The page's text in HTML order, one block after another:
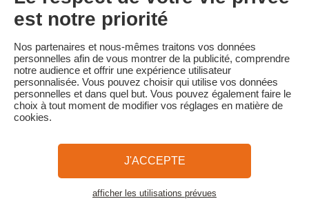
100 % du prix du séjour est dû
Familytrip vous conseille de souscrire l'assurance annulation de
son partenaire AREAS Assurances. Souscrivez au moment de la
réservation ou dans les 24h suivant votre réservation par
téléphone.
CGV et Charte de Confidentialité
La Presse parle de nous
Plan du site
est notre priorité
Nos partenaires et nous-mêmes traitons vos données
personnelles afin de vous montrer de la publicité, comprendre
notre audience et offrir une expérience utilisateur
personnalisée. Vous pouvez choisir qui utilise vos données
personnelles et dans quel but. Vous pouvez également faire le
choix à tout moment de modifier vos réglages en matière de
cookies.
J'ACCEPTE
afficher les utilisations prévues